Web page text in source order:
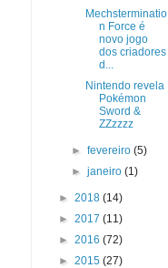
Mechsterminatio
n Force é
novo jogo
dos criadores
d...
Nintendo revela
Pokémon
Sword &
ZZzzzz
►fevereiro(5)
►janeiro(1)
► 2018 (14)
► 2017 (11)
► 2016 (72)
► 2015 (27)